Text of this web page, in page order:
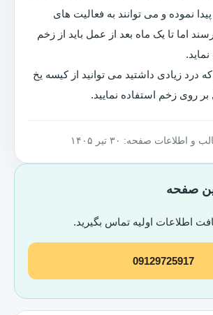
نموده و می توانند به فعالیت های
اما تا یک ماه بعد از عمل باید از زخم
درد زیادی داشتید می توانید از کیسه یخ
روی زخم استفاده نمایید.
صفحه: ۳۰ تیر ۱۴۰۵
صفحه
اطلاعات اولیه تماس بگیرید.
09129725917